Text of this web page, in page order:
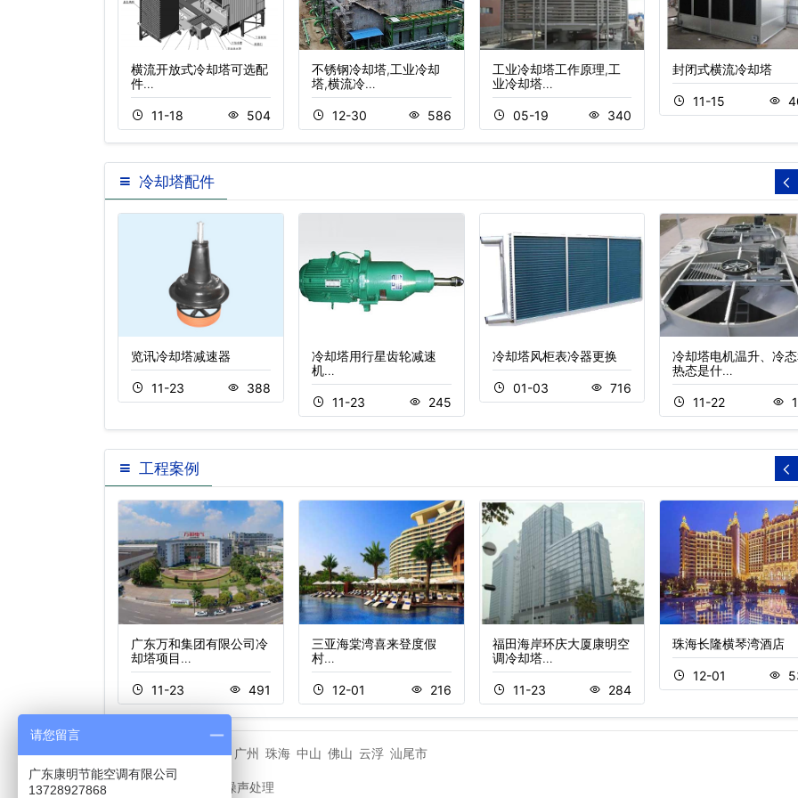
横流开放式冷却塔可选配
件…
11-18 504
不锈钢冷却塔,工业冷却
塔,横流冷…
12-30 586
工业冷却塔工作原理,工
业冷却塔…
05-19 340
封闭式横流冷却塔
11-15
冷却塔配件
览讯冷却塔减速器
11-23 388
冷却塔用行星齿轮减速
机…
11-23 245
冷却塔风柜表冷器更换
01-03 716
冷却塔电机温升、冷
热态是什…
11-22
工程案例
广东万和集团有限公司冷
却塔项目…
11-23 491
三亚海棠湾喜来登度假
村…
12-01 216
福田海岸环庆大厦康明空
调冷却塔…
11-23 284
珠海长隆横琴湾酒店
12-01
相关城市 潮州市 广州 珠海 中山 佛山 云浮 汕尾市
冷却塔噪声处理
请您留言
广东康明节能空调有限公司
13728927868